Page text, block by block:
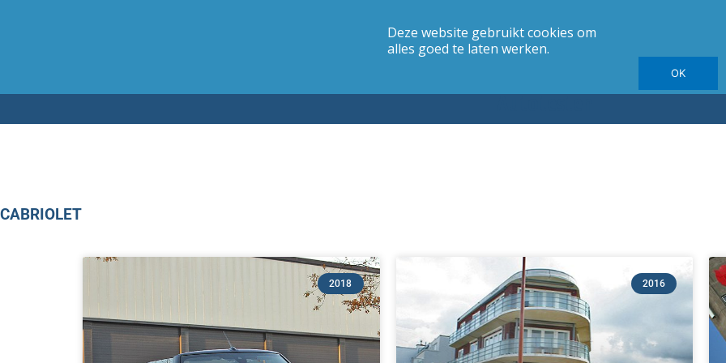
Carrosserie Jaargang Elektrische autotesten
Autotesten
CABRIOLET
2018 2016
Deze website gebruikt cookies om
alles goed te laten werken.
OK